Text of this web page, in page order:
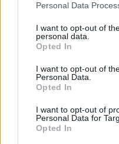
Personal Data
I want to opt-out of
personal data.
Opted In
I want to opt-out of
Personal Data.
Opted In
I want to opt-out of
Personal Data for
Opted In